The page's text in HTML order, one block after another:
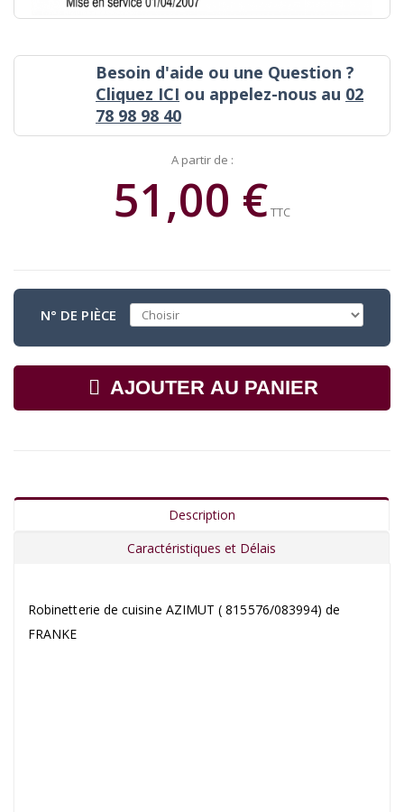
Besoin d'aide ou une Question ?
Cliquez ICI ou appelez-nous au 02
78 98 98 40
A partir de :
51,00 €TTC
N° DE PIÈCE
AJOUTER AU PANIER
Description
Caractéristiques et Délais
Robinetterie de cuisine AZIMUT ( 815576/083994) de
FRANKE